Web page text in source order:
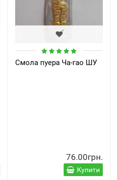
Смола пуера Ча-гао ШУ
76.00грн.
Купити